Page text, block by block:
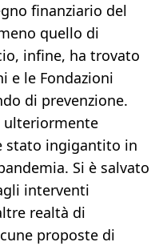
finanziario del
quello di
infine, ha trovato
e le Fondazioni
di prevenzione.
ulteriormente
stato ingigantito in
Si è salvato
interventi
realtà di
proposte di